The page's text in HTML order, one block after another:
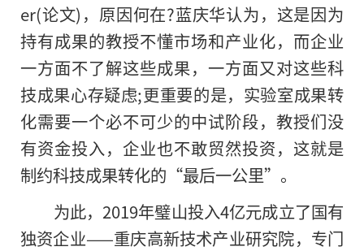
er(论文)，原因何在?蓝庆华认为，这是因为
持有成果的教授不懂市场和产业化，而企业
一方面不了解这些成果，一方面又对这些科
技成果心存疑虑;更重要的是，实验室成果转
化需要一个必不可少的中试阶段，教授们没
有资金投入，企业也不敢贸然投资，这就是
制约科技成果转化的“最后一公里”。
为此，2019年璧山投入4亿元成立了国有
独资企业——重庆高新技术产业研究院，专门